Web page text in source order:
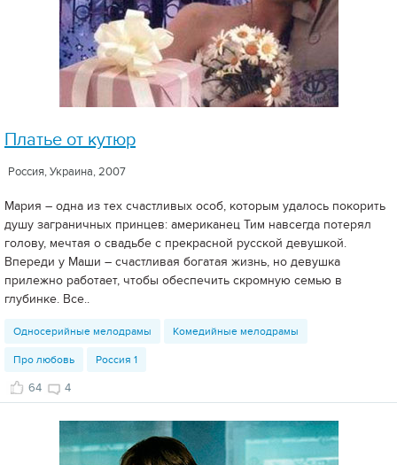
Платье от кутюр
Россия, Украина, 2007
Мария – одна из тех счастливых особ, которым удалось покорить
душу заграничных принцев: американец Тим навсегда потерял
голову, мечтая о свадьбе с прекрасной русской девушкой.
Впереди у Маши – счастливая богатая жизнь, но девушка
прилежно работает, чтобы обеспечить скромную семью в
глубинке. Все..
Односерийные мелодрамы Комедийные мелодрамы
Про любовь Россия 1
64 4